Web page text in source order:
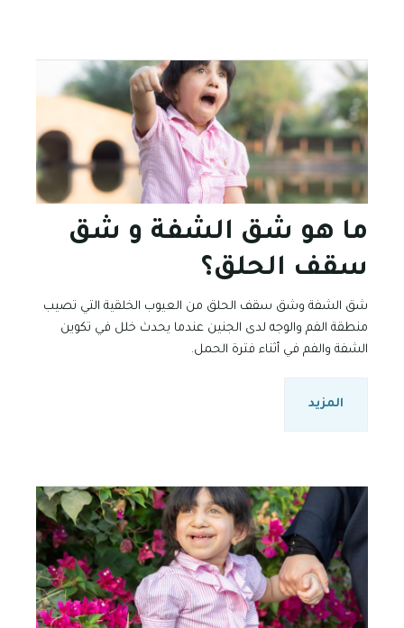
ما هو شق الشفة و شق
سقف الحلق؟
شق الشفة وشق سقف الحلق من العيوب الخلقية التي تصيب
منطقة الفم والوجه لدى الجنين عندما يحدث خلل في تكوين
الشفة والفم في أثناء فترة الحمل.
المزيد